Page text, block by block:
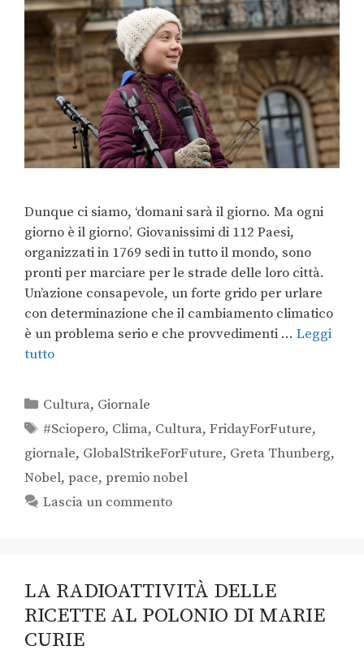
Dunque ci siamo, ‘domani sarà il giorno. Ma ogni
giorno è il giorno’. Giovanissimi di 112 Paesi,
organizzati in 1769 sedi in tutto il mondo, sono
pronti per marciare per le strade delle loro città.
Un’azione consapevole, un forte grido per urlare
con determinazione che il cambiamento climatico
è un problema serio e che provvedimenti … Leggi
tutto
Cultura, Giornale
#Sciopero, Clima, Cultura,FridayForFuture,
giornale, GlobalStrikeForFuture, Greta Thunberg,
Nobel, pace, premio nobel
Lascia un commento
LA RADIOATTIVITÀ DELLE
RICETTE AL POLONIO DI MARIE
CURIE